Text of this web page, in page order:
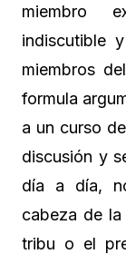
miembro
indiscutible
miembros
formula
a un curso
discusión y
día a día,
cabeza de
tribu o el